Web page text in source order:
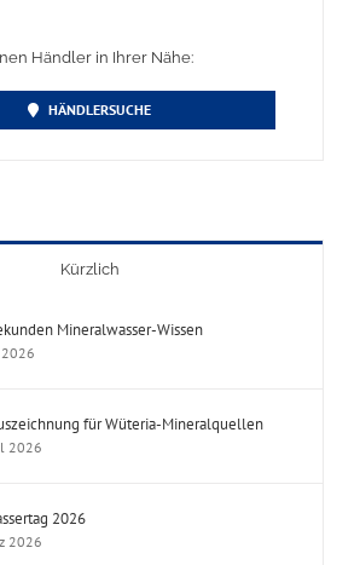
Händler in Ihrer Nähe:
HÄNDLERSUCHE
Kürzlich
Mineralwasser-Wissen
für Wüteria-Mineralquellen
2026
2026
2026